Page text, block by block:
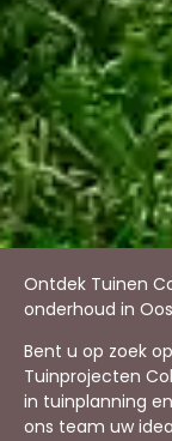
Ontdek Tuinen
onderhoud in
Bent u op zoek
Tuinprojecten
in tuinplanning
ons team uw